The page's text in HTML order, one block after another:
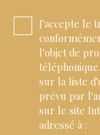
J'accepte le
l'objet de
sur la liste
prévu par
sur le site
adressé à :